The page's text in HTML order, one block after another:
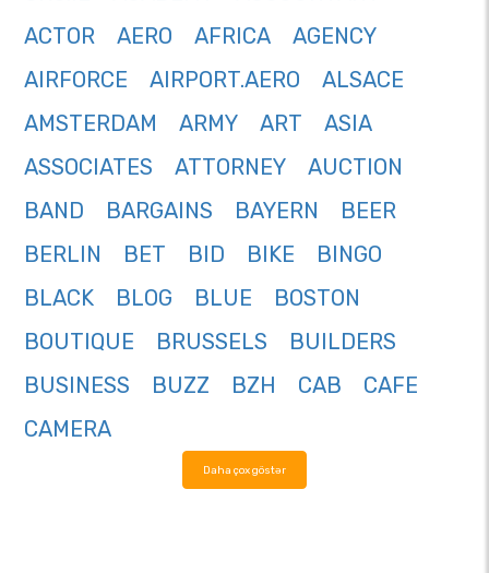
ACTOR
AERO AFRICA
AGENCY
AIRFORCE
AIRPORT.AERO
ALSACE
AMSTERDAM
ARMY ART
ASIA
ASSOCIATES
ATTORNEY
AUCTION
BAND
BARGAINS BAYERN
BEER
BERLIN
BET BID BIKE
BINGO
BLACK
BLOG BLUE
BOSTON
BOUTIQUE
BRUSSELS
BUILDERS
BUSINESS
BUZZ BZH CAB
CAFE
CAMERA
Daha çox göstər